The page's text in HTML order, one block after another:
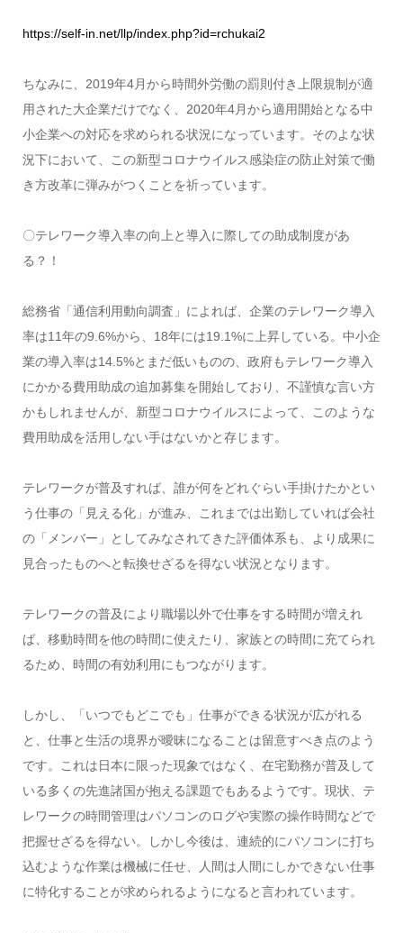
https://self-in.net/llp/index.php?id=rchukai2
ちなみに、2019年4月から時間外労働の罰則付き上限規制が適
用された大企業だけでなく、2020年4月から適用開始となる中
小企業への対応を求められる状況になっています。そのよな状
況下において、この新型コロナウイルス感染症の防止対策で働
き方改革に弾みがつくことを祈っています。
〇テレワーク導入率の向上と導入に際しての助成制度があ
る？！
総務省「通信利用動向調査」によれば、企業のテレワーク導入
率は11年の9.6%から、18年には19.1%に上昇している。中小企
業の導入率は14.5%とまだ低いものの、政府もテレワーク導入
にかかる費用助成の追加募集を開始しており、不謹慎な言い方
かもしれませんが、新型コロナウイルスによって、このような
費用助成を活用しない手はないかと存じます。
テレワークが普及すれば、誰が何をどれぐらい手掛けたかとい
う仕事の「見える化」が進み、これまでは出勤していれば会社
の「メンバー」としてみなされてきた評価体系も、より成果に
見合ったものへと転換せざるを得ない状況となります。
テレワークの普及により職場以外で仕事をする時間が増えれ
ば、移動時間を他の時間に使えたり、家族との時間に充てられ
るため、時間の有効利用にもつながります。
しかし、「いつでもどこでも」仕事ができる状況が広がれる
と、仕事と生活の境界が曖昧になることは留意すべき点のよう
です。これは日本に限った現象ではなく、在宅勤務が普及して
いる多くの先進諸国が抱える課題でもあるようです。現状、テ
レワークの時間管理はパソコンのログや実際の操作時間などで
把握せざるを得ない。しかし今後は、連続的にパソコンに打ち
込むような作業は機械に任せ、人間は人間にしかできない仕事
に特化することが求められるようになると言われています。